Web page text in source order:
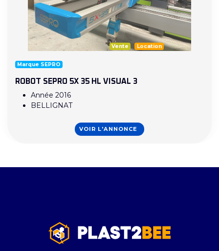
Vente Location
Marque SEPRO
ROBOT SEPRO 5X 35 HL VISUAL 3
Année 2016
BELLIGNAT
VOIR L'ANNONCE